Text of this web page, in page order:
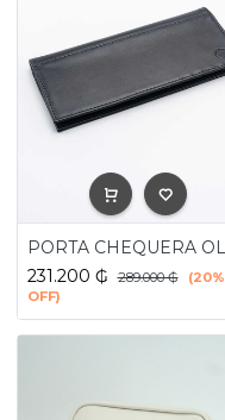
231.200 ₲ 289.000₲
(20%
OFF)